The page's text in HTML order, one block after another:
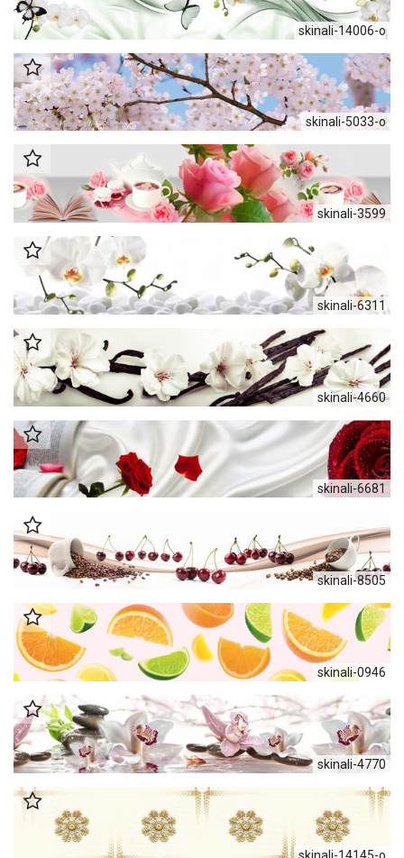
skinali-14006-o
skinali-5033-o
skinali-3599
skinali-6311
skinali-4660
skinali-6681
skinali-8505
skinali-0946
skinali-4770